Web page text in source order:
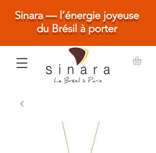
Sinara — l’énergie joyeuse
du Brésil à porter